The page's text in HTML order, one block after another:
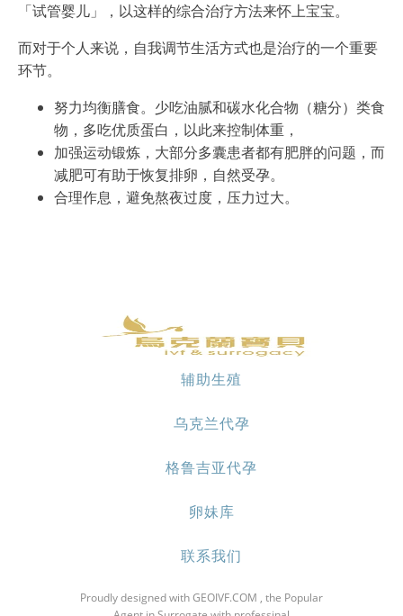
「试管婴儿」，以这样的综合治疗方法来怀上宝宝。
而对于个人来说，自我调节生活方式也是治疗的一个重要
环节。
努力均衡膳食。少吃油腻和碳水化合物（糖分）类食
物，多吃优质蛋白，以此来控制体重，
加强运动锻炼，大部分多囊患者都有肥胖的问题，而
减肥可有助于恢复排卵，自然受孕。
合理作息，避免熬夜过度，压力过大。
辅助生殖
乌克兰代孕
格鲁吉亚代孕
卵妹库
联系我们
Proudly designed with GEOIVF.COM , the Popular